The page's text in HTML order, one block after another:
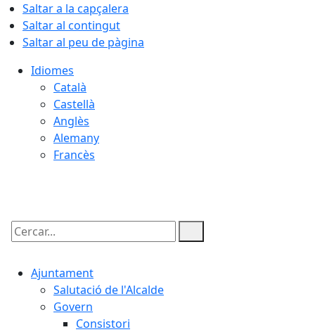
Saltar a la capçalera
Saltar al contingut
Saltar al peu de pàgina
Idiomes
Català
Castellà
Anglès
Alemany
Francès
Cercar:
Ajuntament
Salutació de l'Alcalde
Govern
Consistori